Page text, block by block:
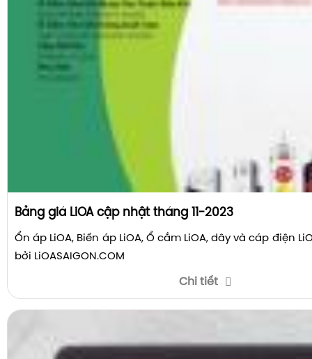
Bảng giá LiOA cập nhật tháng 11-2023
Ổn áp LiOA, Biến áp LiOA, Ổ cắm LiOA, dây và cáp điện
bởi LiOASAIGON.COM
Chi tiết